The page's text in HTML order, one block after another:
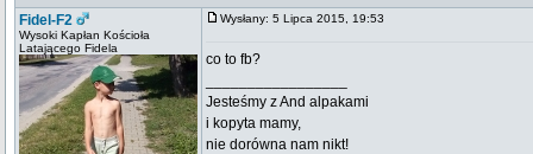
Fidel-F2
Wysoki Kapłan Kościoła
Latającego Fidela
Wysłany: 5 Lipca 2015, 19:53
co to fb?
Jesteśmy z And alpakami
i kopyta mamy,
nie dorówna nam nikt!